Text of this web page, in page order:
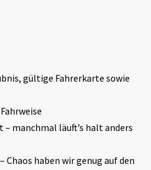
gültige Fahrerkarte sowie
manchmal läuft’s halt anders
Chaos haben wir genug auf den